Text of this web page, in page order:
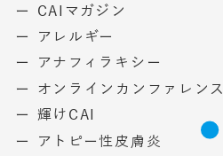
ー CAIマガジン
ー アレルギー
ー アナフィラキシー
ー オンラインカンファレンス
ー 輝けCAI
ー アトピー性皮膚炎